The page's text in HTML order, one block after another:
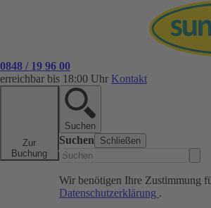
0848 / 19 96 00
erreichbar bis 18:00 Uhr Kontakt
Zur
Buchung
Suchen
Suchen Schließen
Wir benötigen Ihre Zustimmung
Datenschutzerklärung .